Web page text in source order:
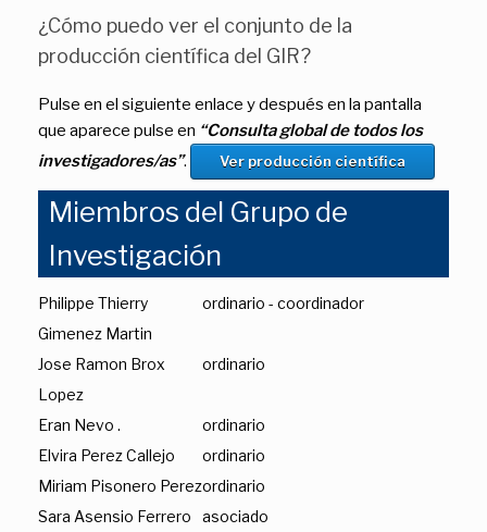
¿Cómo puedo ver el conjunto de la
producción científica del GIR?
Pulse en el siguiente enlace y después en la pantalla
que aparece pulse en “Consulta global de todos los
investigadores/as”. Ver producción científica
Miembros del Grupo de
Investigación
Philippe Thierry
Gimenez Martin
ordinario - coordinador
Jose Ramon Brox
Lopez
ordinario
Eran Nevo .
ordinario
Elvira Perez Callejo
ordinario
Miriam Pisonero Perezordinario
Sara Asensio Ferrero
asociado